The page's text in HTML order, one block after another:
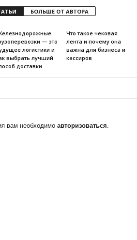
БОЛЬШЕ ОТ АВТОРА
— это
логистики и
выбрать лучший
доставки
Что такое чековая
лента и почему она
важна для бизнеса и
кассиров
вам необходимо авторизоваться.